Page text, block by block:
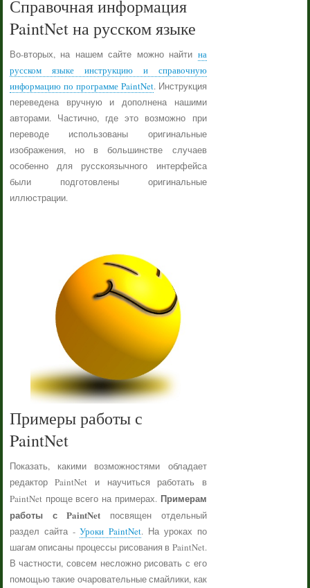
Справочная информация
PaintNet на русском языке
Во-вторых, на нашем сайте можно найти на
русском языке инструкцию и справочную
информацию по программе PaintNet. Инструкция
переведена вручную и дополнена нашими
авторами. Частично, где это возможно при
переводе использованы оригинальные
изображения, но в большинстве случаев
особенно для русскоязычного интерфейса
были подготовлены оригинальные
иллюстрации.
Примеры работы с
PaintNet
Показать, какими возможностями обладает
редактор PaintNet и научиться работать в
PaintNet проще всего на примерах. Примерам
работы с PaintNet посвящен отдельный
раздел сайта -Уроки PaintNet. На уроках по
шагам описаны процессы рисования в PaintNet.
В частности, совсем несложно рисовать с его
помощью такие очаровательные смайлики, как